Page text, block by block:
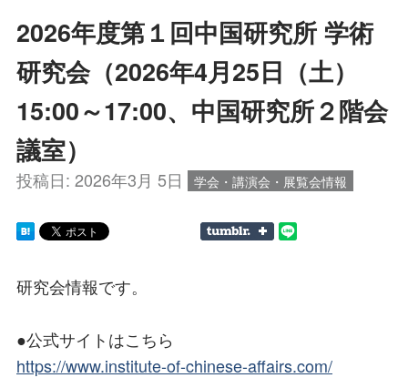
2026年度第１回中国研究所 学術
研究会（2026年4月25日（土）
15:00～17:00、中国研究所２階会
議室）
投稿日: 2026年3月 5日 学会・講演会・展覧会情報
研究会情報です。
●公式サイトはこちら
https://www.institute-of-chinese-affairs.com/